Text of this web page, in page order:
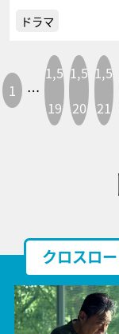
ドラマ
1 …
1,5
19
1,5
20
1,5
21
クロスロ